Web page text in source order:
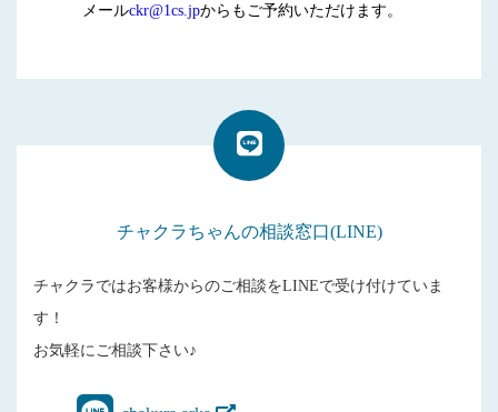
メールckr@1cs.jpからもご予約いただけます。
チャクラちゃんの相談窓口(LINE)
チャクラではお客様からのご相談をLINEで受け付けていま
す！
お気軽にご相談下さい♪